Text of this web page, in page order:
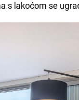
s lakoćom se